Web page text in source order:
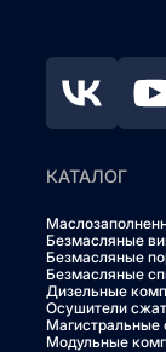
КАТАЛОГ
Безмасляные
Безмасляные
Безмасляные
Дизельные
Осушители
Магистральные
Модульные